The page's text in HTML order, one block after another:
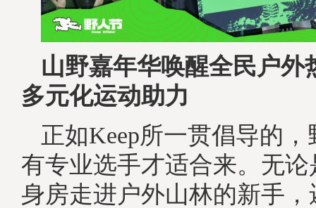
山野嘉年华唤醒全民户外
多元化运动助力
正如Keep所一贯倡导的
有专业选手才适合来。无
身房走进户外山林的新手